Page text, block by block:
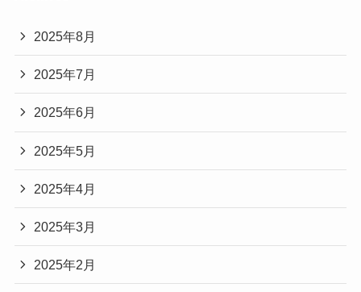
2025年8月
2025年7月
2025年6月
2025年5月
2025年4月
2025年3月
2025年2月